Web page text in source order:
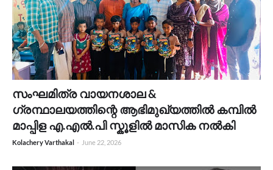
സംഘമിത്ര വായനശാല &
ഗ്രന്ഥാലയത്തിന്റെ ആഭിമുഖ്യത്തിൽ കമ്പിൽ
മാപ്പിള എ.എൽ.പി സ്കൂളിൽ മാസിക നൽകി
Kolachery Varthakal - June 22, 2026